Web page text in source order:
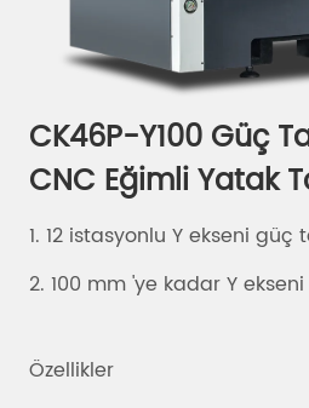
CK46P-Y100 Güç
CNC Eğimli Yatak